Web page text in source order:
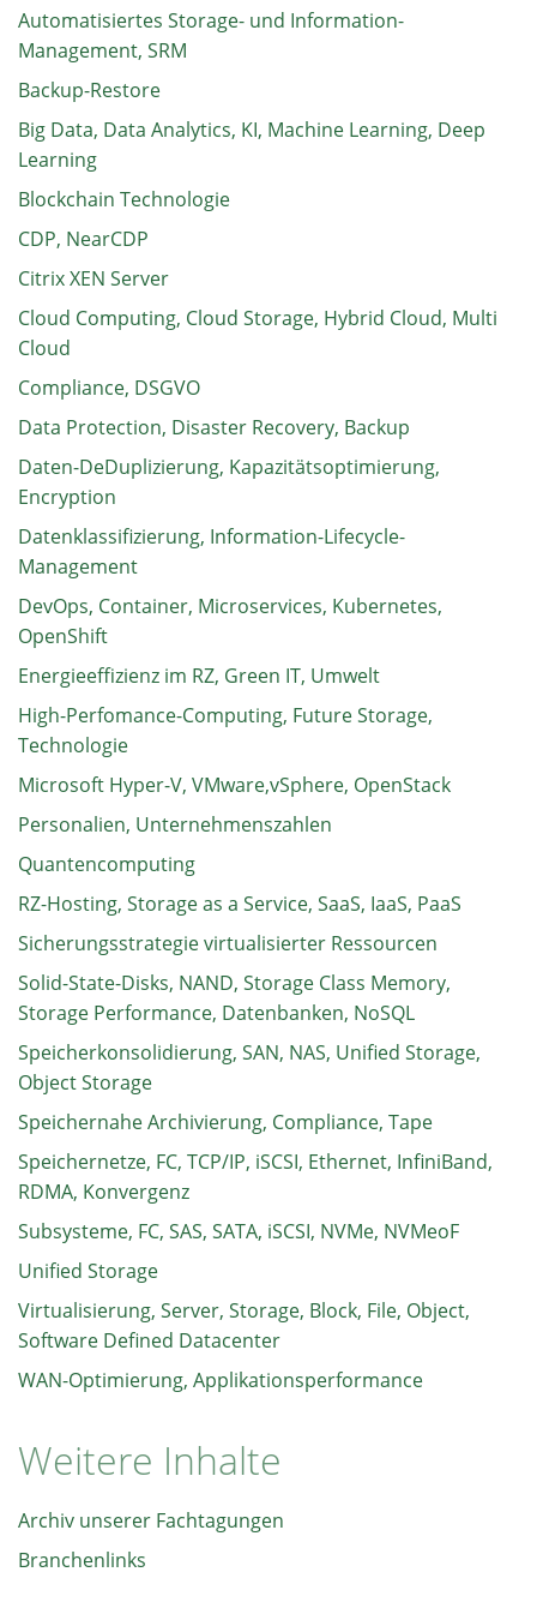
Automatisiertes Storage- und Information-
Management, SRM
Backup-Restore
Big Data, Data Analytics, KI, Machine Learning, Deep
Learning
Blockchain Technologie
CDP, NearCDP
Citrix XEN Server
Cloud Computing, Cloud Storage, Hybrid Cloud, Multi
Cloud
Compliance, DSGVO
Data Protection, Disaster Recovery, Backup
Daten-DeDuplizierung, Kapazitätsoptimierung,
Encryption
Datenklassifizierung, Information-Lifecycle-
Management
DevOps, Container, Microservices, Kubernetes,
OpenShift
Energieeffizienz im RZ, Green IT, Umwelt
High-Perfomance-Computing, Future Storage,
Technologie
Microsoft Hyper-V, VMware,vSphere, OpenStack
Personalien, Unternehmenszahlen
Quantencomputing
RZ-Hosting, Storage as a Service, SaaS, IaaS, PaaS
Sicherungsstrategie virtualisierter Ressourcen
Solid-State-Disks, NAND, Storage Class Memory,
Storage Performance, Datenbanken, NoSQL
Speicherkonsolidierung, SAN, NAS, Unified Storage,
Object Storage
Speichernahe Archivierung, Compliance, Tape
Speichernetze, FC, TCP/IP, iSCSI, Ethernet, InfiniBand,
RDMA, Konvergenz
Subsysteme, FC, SAS, SATA, iSCSI, NVMe, NVMeoF
Unified Storage
Virtualisierung, Server, Storage, Block, File, Object,
Software Defined Datacenter
WAN-Optimierung, Applikationsperformance
Weitere Inhalte
Archiv unserer Fachtagungen
Branchenlinks